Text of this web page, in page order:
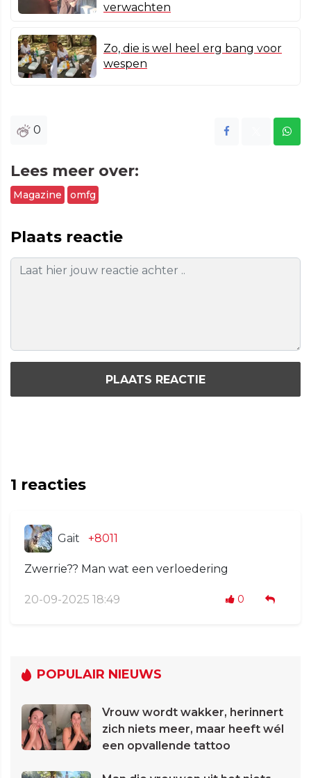
verwachten
Zo, die is wel heel erg bang voor
wespen
0
Lees meer over:
Magazine omfg
Plaats reactie
PLAATS REACTIE
1 reacties
Gait +8011
Zwerrie?? Man wat een verloedering
20-09-2025 18:49 0
POPULAIR NIEUWS
Vrouw wordt wakker, herinnert
zich niets meer, maar heeft wél
een opvallende tattoo